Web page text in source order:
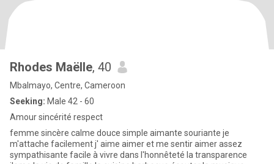
Rhodes Maëlle, 40
Mbalmayo, Centre, Cameroon
Seeking: Male 42 - 60
Amour sincérité respect
femme sincère calme douce simple aimante souriante je
m'attache facilement j' aime aimer et me sentir aimer assez
sympathisante facile à vivre dans l'honnêteté la transparence